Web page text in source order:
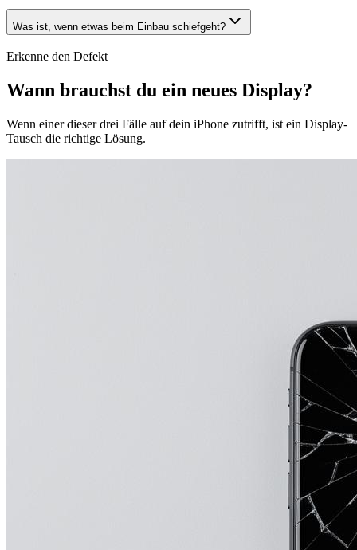
Was ist, wenn etwas beim Einbau schiefgeht?
Erkenne den Defekt
Wann brauchst du ein neues Display?
Wenn einer dieser drei Fälle auf dein iPhone zutrifft, ist ein Display-
Tausch die richtige Lösung.